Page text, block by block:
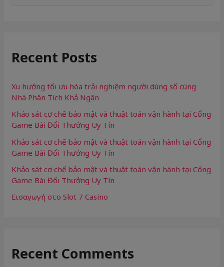
c
f
o
r
:
Recent Posts
Xu hướng tối ưu hóa trải nghiệm người dùng số cùng
Nhà Phân Tích Khả Ngân
Khảo sát cơ chế bảo mật và thuật toán vận hành tại Cổng
Game Bài Đổi Thưởng Uy Tín
Khảo sát cơ chế bảo mật và thuật toán vận hành tại Cổng
Game Bài Đổi Thưởng Uy Tín
Khảo sát cơ chế bảo mật và thuật toán vận hành tại Cổng
Game Bài Đổi Thưởng Uy Tín
Εισαγωγή στο Slot 7 Casino
Recent Comments